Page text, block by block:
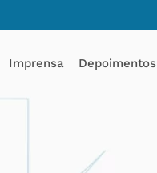
Imprensa Depoimentos